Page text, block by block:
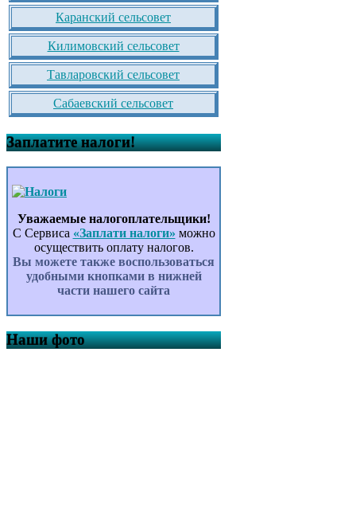
Каранский сельсовет
Килимовский сельсовет
Тавларовский сельсовет
Сабаевский сельсовет
Заплатите налоги!
Уважаемые налогоплательщики!
С Сервиса «Заплати налоги» можно
осуществить оплату налогов.
Вы можете также воспользоваться
удобными кнопками в нижней
части нашего сайта
Наши фото